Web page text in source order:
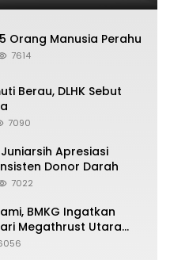
Orang Manusia Perahu
7614
Berau, DLHK Sebut
7090
Juniarsih Apresiasi
Donor Darah
7022
BMKG Ingatkan
Megathrust Utara